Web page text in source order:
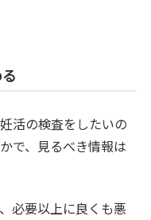
活の検査をしたいの
で、見るべき情報は
必要以上に良くも悪